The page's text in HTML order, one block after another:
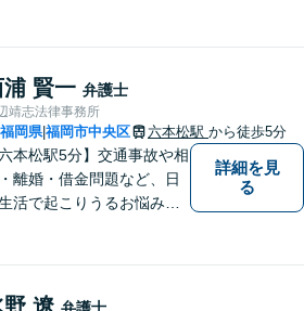
浦 賢一 弁護士
靖志法律事務所
福岡県|福岡市中央区 六本松駅 から徒歩5分
六本松駅5分】交通事故や相
離婚・借金問題など、日
活で起こりうるお悩みの
の大きな一歩となりま
詳細を見
る
野 遼 弁護士